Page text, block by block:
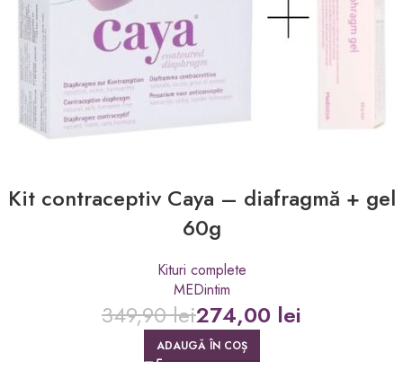
Kit contraceptiv Caya – diafragmă + gel
60g
Kituri complete
MEDintim
349,90lei274,00 lei
ADAUGĂ ÎN COȘ